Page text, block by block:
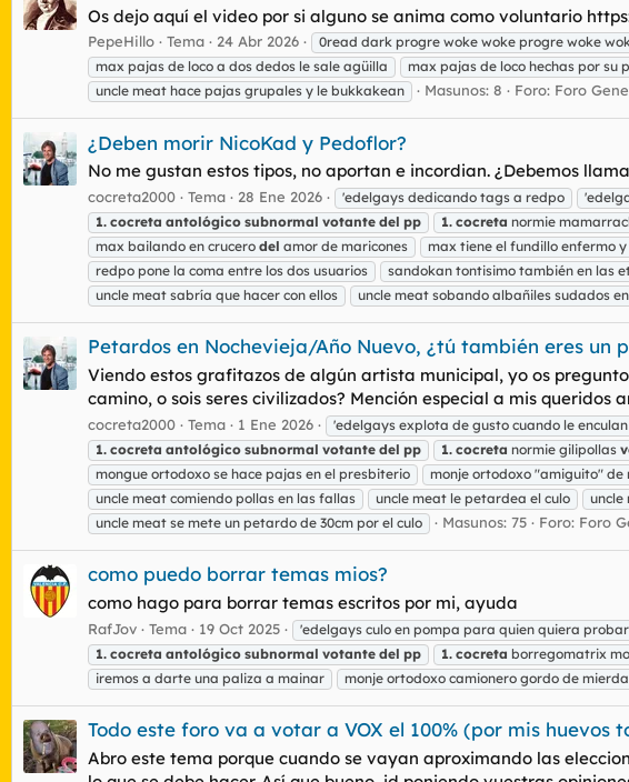
Os dejo aquí el video por si alguno se anima como voluntario
PepeHillo Tema 24 Abr 2026 0read dark progre woke woke progre woke
max pajas de loco a dos dedos le sale agüilla
max pajas de loco hechas por su
uncle meat hace pajas grupales y le bukkakean
Masunos: 8 Foro: Foro
¿Deben morir NicoKad y Pedoflor?
No me gustan estos tipos, no aportan e incordian. ¿Debemos
cocreta2000 Tema 28 Ene 2026 'edelgays dedicando tags a redpo
1. cocreta antológico subnormal votante del pp 1. cocreta normie
max bailando en crucero del amor de maricones max tiene el fundillo enfermo
redpo pone la coma entre los dos usuarios
sandokan tontisimo también en las
uncle meat sabría que hacer con ellos
uncle meat sobando albañiles sudados
Petardos en Nochevieja/Año Nuevo, ¿tú también eres un
Viendo estos grafitazos de algún artista municipal, yo os
camino, o sois seres civilizados? Mención especial a mis
cocreta2000 Tema 1 Ene 2026 'edelgays explota de gusto cuando le enculan
1. cocreta antológico subnormal votante del pp 1. cocreta normie gilipollas
mongue ortodoxo se hace pajas en el presbiterio
monje ortodoxo "amiguito" de
uncle meat comiendo pollas en las fallas
uncle meat le petardea el culo uncle
uncle meat se mete un petardo de 30cm por el culo
Masunos: 75 Foro: Foro
como puedo borrar temas mios?
como hago para borrar temas escritos por mi, ayuda
RafJov Tema 19 Oct 2025 'edelgays culo en pompa para quien quiera probar
1. cocreta antológico subnormal votante del pp 1. cocreta borregomatrix
iremos a darte una paliza a mainar
monje ortodoxo camionero gordo de mierda
Todo este foro va a votar a VOX el 100% (por mis huevos
Abro este tema porque cuando se vayan aproximando las